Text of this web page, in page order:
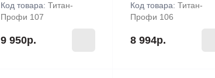
Код товара: Титан-
Профи 107
9 950р.
Код товара: Титан-
Профи 106
8 994р.